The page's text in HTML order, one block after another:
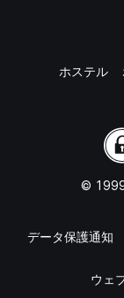
ホステル
©
データ保護通知
ウェ